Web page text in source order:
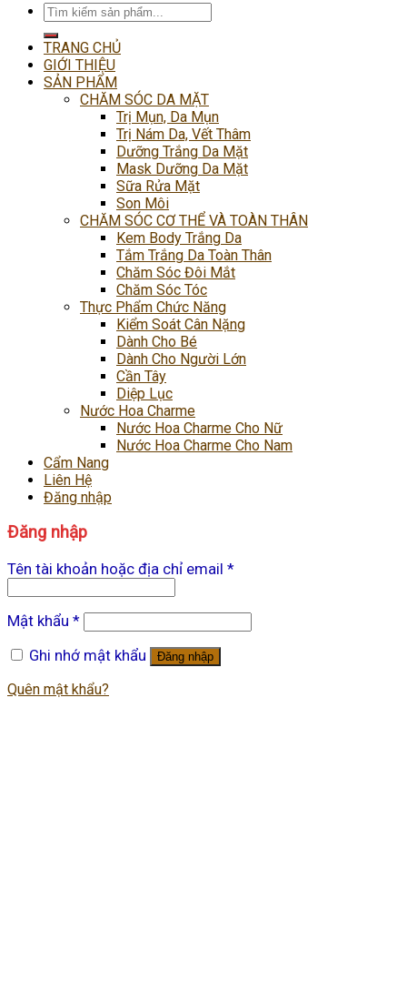
Tìm
kiếm:
TRANG CHỦ
GIỚI THIỆU
SẢN PHẨM
CHĂM SÓC DA MẶT
Trị Mụn, Da Mụn
Trị Nám Da, Vết Thâm
Dưỡng Trắng Da Mặt
Mask Dưỡng Da Mặt
Sữa Rửa Mặt
Son Môi
CHĂM SÓC CƠ THỂ VÀ TOÀN THÂN
Kem Body Trắng Da
Tắm Trắng Da Toàn Thân
Chăm Sóc Đôi Mắt
Chăm Sóc Tóc
Thực Phẩm Chức Năng
Kiểm Soát Cân Nặng
Dành Cho Bé
Dành Cho Người Lớn
Cần Tây
Diệp Lục
Nước Hoa Charme
Nước Hoa Charme Cho Nữ
Nước Hoa Charme Cho Nam
Cẩm Nang
Liên Hệ
Đăng nhập
Đăng nhập
Tên tài khoản hoặc địa chỉ email *
Mật khẩu *
Ghi nhớ mật khẩu
Đăng nhập
Quên mật khẩu?